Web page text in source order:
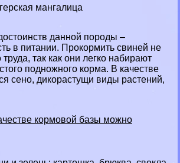
мангалица
данной породы –
в питании. Прокормить свиней не
труда, так как они легко набирают
подножного корма. В качестве
сено, дикорастущи виды растений,
кормовой базы можно